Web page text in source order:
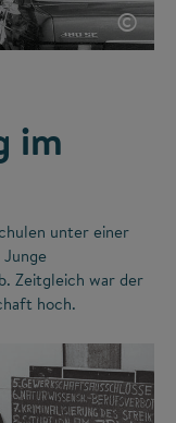
©
im
unter einer
Zeitgleich war der
hoch.